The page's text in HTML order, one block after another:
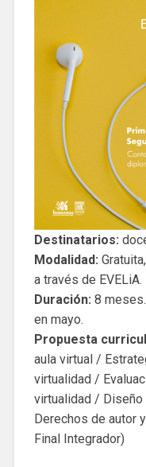
Destinatarios:
Modalidad:
a través de EVELiA.
Duración: 8
en mayo.
Propuesta
aula virtual /
virtualidad /
virtualidad /
Derechos de autor
Final Integrador)